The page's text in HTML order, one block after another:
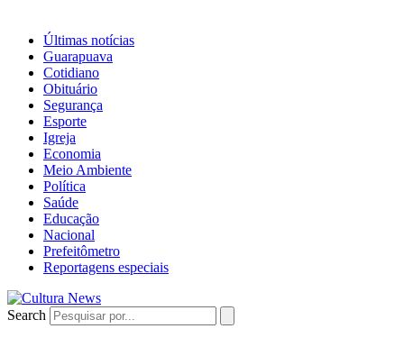
Últimas notícias
Guarapuava
Cotidiano
Obituário
Segurança
Esporte
Igreja
Economia
Meio Ambiente
Política
Saúde
Educação
Nacional
Prefeitômetro
Reportagens especiais
Search